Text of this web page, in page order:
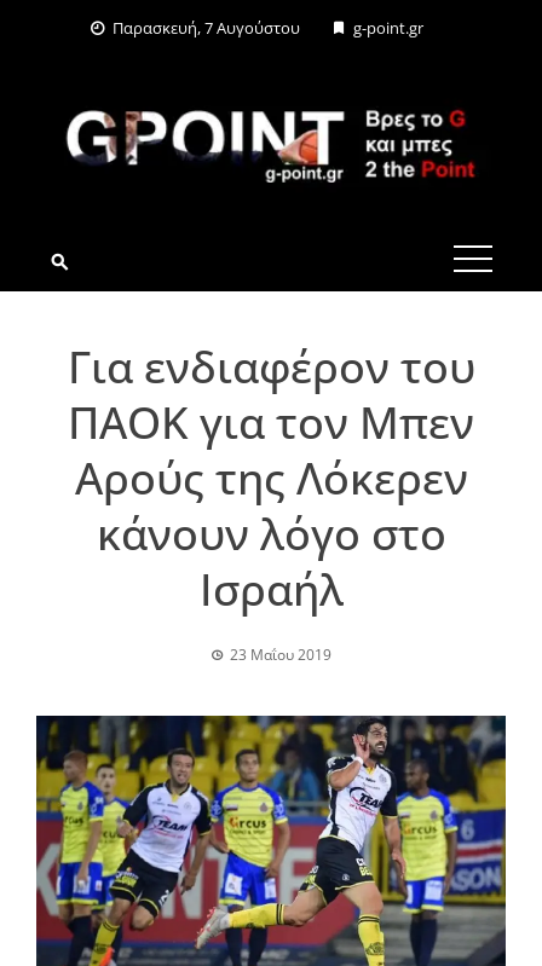
Παρασκευή, 7 Αυγούστου g-point.gr
G-POINT.GR
Για ενδιαφέρον του
ΠΑΟΚ για τον Μπεν
Αρούς της Λόκερεν
κάνουν λόγο στο
Ισραήλ
23 Μαΐου 2019